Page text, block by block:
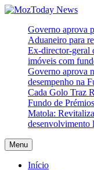
Skip
content
MozToday News
Onde a gente lê.
Governo aprova
Aduaneiro para
Ex-director-geral
imóveis com
Governo aprova
desempenho na
Cada Golo Traz
Fundo de
Matola:
desenvolvimento
Menu
Início